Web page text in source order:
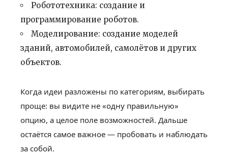
Робототехника: создание и
программирование роботов.
Моделирование: создание моделей
зданий, автомобилей, самолётов и других
объектов.
Когда идеи разложены по категориям, выбирать
проще: вы видите не «одну правильную»
опцию, а целое поле возможностей. Дальше
остаётся самое важное — пробовать и наблюдать
за собой.